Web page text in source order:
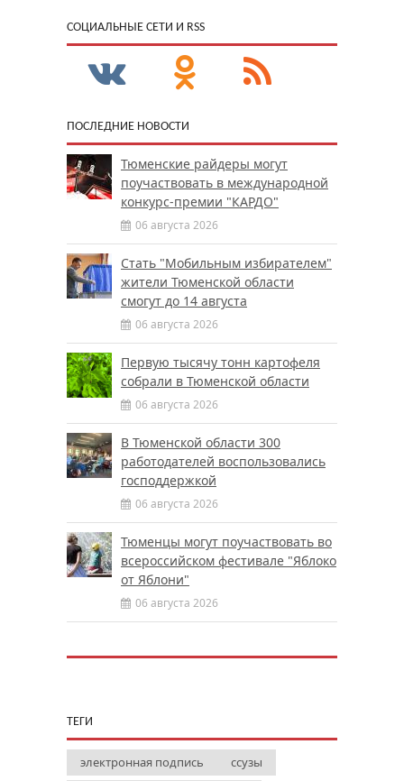
CОЦИАЛЬНЫЕ СЕТИ И RSS
ПОСЛЕДНИЕ НОВОСТИ
Тюменские райдеры могут
поучаствовать в международной
конкурс-премии "КАРДО"
06 августа 2026
Стать "Мобильным избирателем"
жители Тюменской области
смогут до 14 августа
06 августа 2026
Первую тысячу тонн картофеля
собрали в Тюменской области
06 августа 2026
В Тюменской области 300
работодателей воспользовались
господдержкой
06 августа 2026
Тюменцы могут поучаствовать во
всероссийском фестивале "Яблоко
от Яблони"
06 августа 2026
ТЕГИ
электронная подпись
ссузы